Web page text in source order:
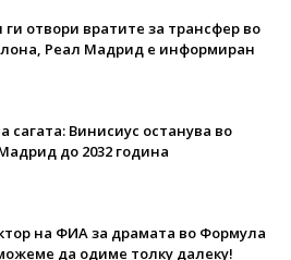
ги отвори вратите за трансфер во
Реал Мадрид е информиран
сагата: Винисиус останува во
до 2032 година
на ФИА за драмата во Формула
да одиме толку далеку!